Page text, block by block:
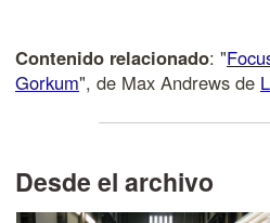
Contenido relacionado: "
Gorkum", de Max Andrews de
Desde el archivo